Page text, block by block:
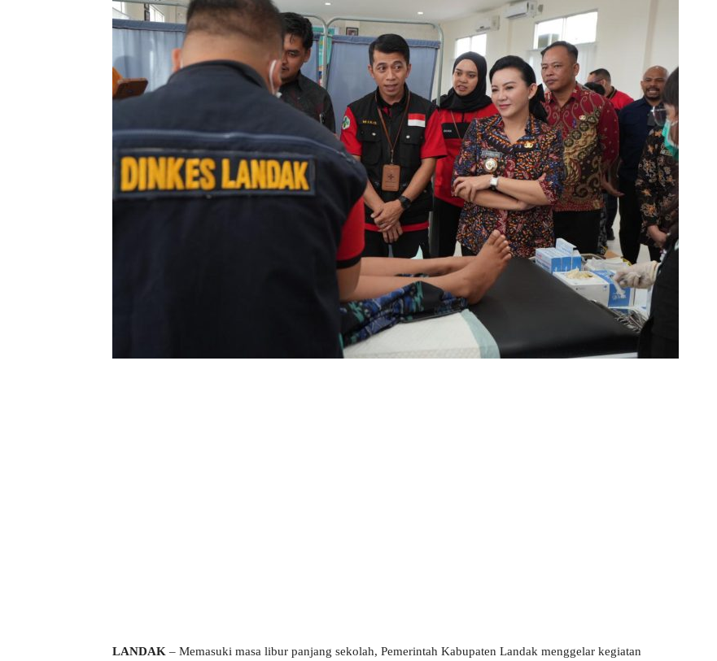
LANDAK – Memasuki masa libur panjang sekolah, Pemerintah Kabupaten Landak menggelar kegiatan